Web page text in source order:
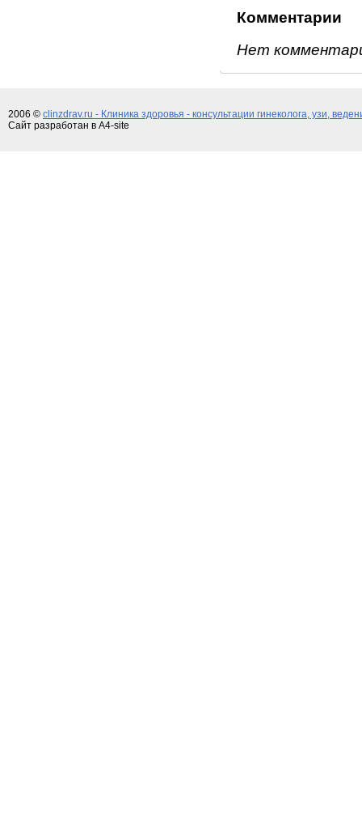
Комментарии
Нет
2006 © clinzdrav.ru - Клиника здоровья - консультации гинеколога, узи,
Сайт разработан в A4-site